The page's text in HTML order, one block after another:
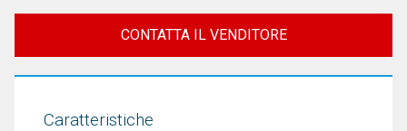
CONTATTA IL VENDITORE
Caratteristiche